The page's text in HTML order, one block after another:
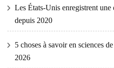
Les États-Unis enregistrent
depuis 2020
5 choses à savoir en sciences
2026